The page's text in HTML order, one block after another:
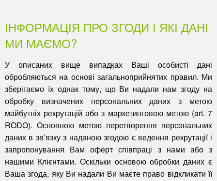
ІНФОРМАЦІЯ ПРО ЗГОДИ І ЯКІ ДАНІ
МИ МАЄМО?
У описаних вище випадках Ваші особисті дані
обробляються на основі загальноприйнятих правил. Ми
зберігаємо їх однак тому, що Ви надали нам згоду на
обробку визначених персональних даних з метою
майбутніх рекрутацій або з маркетинговою метою (art. 7
RODO). Основною метою перетворення персональних
даних в зв’язку з наданою згодою є ведення рекрутації і
запропонування Вам оферт співпраці з нами або з
нашими Клієнтами. Оскільки основою обробки даних є
Ваша згода, яку Ви надали Ви маєте право відкликати її